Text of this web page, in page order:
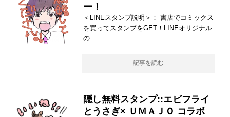
ー！
＜LINEスタンプ説明＞： 書店でコミックス
を買ってスタンプをGET！LINEオリジナル
の
記事を読む
隠し無料スタンプ::エビフライ
とうさぎ× ＵＭＡＪＯ コラボ